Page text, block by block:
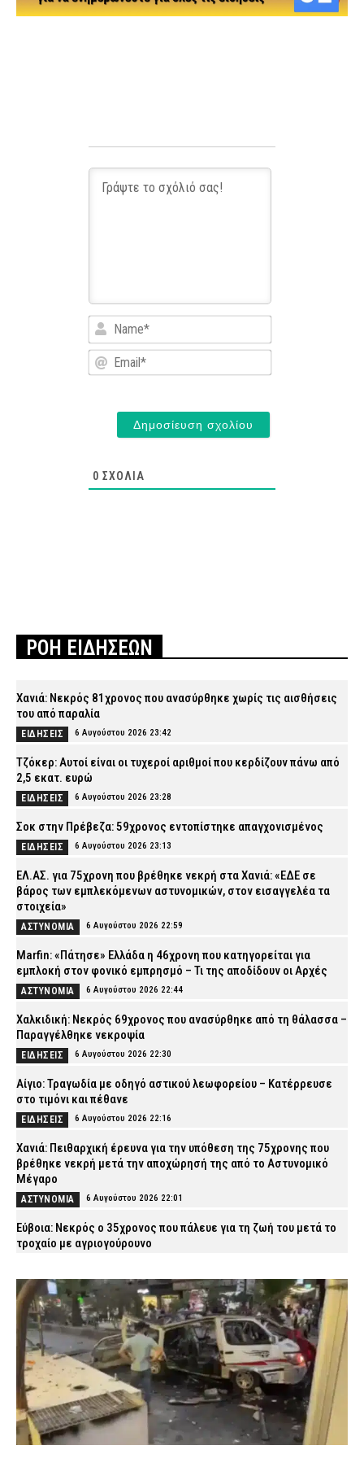
Name*
Email*
0 ΣΧΌΛΙΑ
ΡΟΗ ΕΙΔΗΣΕΩΝ
Χανιά: Νεκρός 81χρονος που ανασύρθηκε χωρίς τις αισθήσεις
του από παραλία
ΕΙΔΗΣΕΙΣ 6 Αυγούστου 2026 23:42
Τζόκερ: Αυτοί είναι οι τυχεροί αριθμοί που κερδίζουν πάνω από
2,5 εκατ. ευρώ
ΕΙΔΗΣΕΙΣ 6 Αυγούστου 2026 23:28
Σοκ στην Πρέβεζα: 59χρονος εντοπίστηκε απαγχονισμένος
ΕΙΔΗΣΕΙΣ 6 Αυγούστου 2026 23:13
ΕΛ.ΑΣ. για 75χρονη που βρέθηκε νεκρή στα Χανιά: «ΕΔΕ σε
βάρος των εμπλεκόμενων αστυνομικών, στον εισαγγελέα τα
στοιχεία»
ΑΣΤΥΝΟΜΙΑ 6 Αυγούστου 2026 22:59
Marfin: «Πάτησε» Ελλάδα η 46χρονη που κατηγορείται για
εμπλοκή στον φονικό εμπρησμό – Τι της αποδίδουν οι Αρχές
ΑΣΤΥΝΟΜΙΑ 6 Αυγούστου 2026 22:44
Χαλκιδική: Νεκρός 69χρονος που ανασύρθηκε από τη θάλασσα –
Παραγγέλθηκε νεκροψία
ΕΙΔΗΣΕΙΣ 6 Αυγούστου 2026 22:30
Αίγιο: Τραγωδία με οδηγό αστικού λεωφορείου – Κατέρρευσε
στο τιμόνι και πέθανε
ΕΙΔΗΣΕΙΣ 6 Αυγούστου 2026 22:16
Χανιά: Πειθαρχική έρευνα για την υπόθεση της 75χρονης που
βρέθηκε νεκρή μετά την αποχώρησή της από το Αστυνομικό
Μέγαρο
ΑΣΤΥΝΟΜΙΑ 6 Αυγούστου 2026 22:01
Εύβοια: Νεκρός ο 35χρονος που πάλευε για τη ζωή του μετά το
τροχαίο με αγριογούρουνο
Άρτα: Συνελήφθησαν δύο στελέχη του ΔΕΔΔΗΕ μετά την έκρηξη
σε μετασχηματιστή και την πυρκαγιά
ΑΣΤΥΝΟΜΙΑ 6 Αυγούστου 2026 21:32
Συρία: Βόμβα εξερράγη σε λεωφορείο κοντά στη Δαμασκό –
Αναφορές για πολλούς νεκρούς
ΔΙΕΘΝΗ 6 Αυγούστου 2026 21:18
Ναύπλιο: Στη φυλακή οι δύο Ινδοί για τον φόνο του 59χρονου
ψυχολόγου